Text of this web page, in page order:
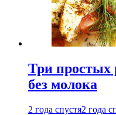
Три простых
без молока
2 года спустя2 года